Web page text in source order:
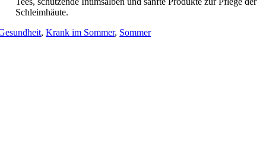
Schleimhäute.
,Krank im Sommer, Sommer